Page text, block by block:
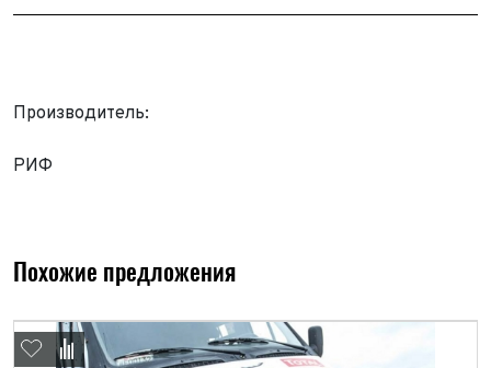
Производитель:
РИФ
Похожие предложения
Имя*
Телефон*
Телефон*
ФИО*